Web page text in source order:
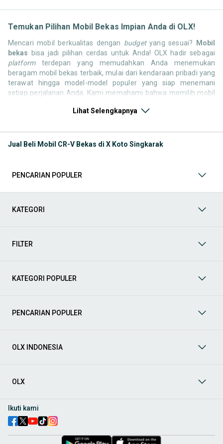
Temukan Pilihan Mobil Bekas Impian Anda di OLX!
Mencari mobil berkualitas dengan budgetyang sesuai? Mobil
bekas bisa jadi pilihan cerdas untuk Anda! OLX hadir sebagai
platformterdepan yang memudahkan Anda menemukan
beragam mobil bekas terbaik, mulai dari kendaraan pribadi yang
terawat hingga model-model populer yang siap menemani
setiap perjalanan Anda. Kami memahami bahwa memilih mobil
ribuan daftar dari penjual terpercaya di seluruh Indonesia.
dengan gaya hidup, kebutuhan, danbudgetAnda!
Memilih mobil bekasyang tepat tentu bukan perkara mudah.
berkelas, atau mobil kota yang irit dan lincah? Di OLX, Anda akan
mobil bekas Anda berjalan lancar, efisien, dan menyenangkan.
berbagai jenis mobil baru maupun bekas dengan kondisi
Aksesoris Mobil: Lengkapi tampilan dan fungsionalitas mobil
aksesoris interior seperti sarung jok dan karpet, hingga
berbagai pilihan
, speaker, amplifier, subwoofer,
ingin meningkatkan kualitas suara dalam kabin
Spare Part Mobil
part mobiloriginal dan berkualitas dari OLX! Temukan
Lihat Selengkapnya
Jual Beli Mobil CR-V Bekas di X Koto Singkarak
PENCARIAN POPULER
KATEGORI
FILTER
KATEGORI POPULER
PENCARIAN POPULER
OLX INDONESIA
OLX
Ikuti kami